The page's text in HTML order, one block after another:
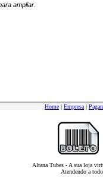
ampliar.
Home | Empresa |
Altana Tubes - A sua loja
Atendendo a